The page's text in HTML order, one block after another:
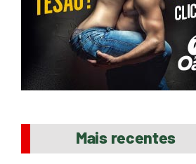
Mais recentes